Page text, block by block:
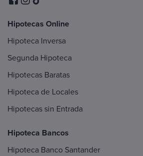
Hipotecas Online
Hipoteca Inversa
Segunda Hipoteca
Hipotecas Baratas
Hipoteca de Locales
Hipotecas sin Entrada
Hipoteca Bancos
Hipoteca Banco Santander